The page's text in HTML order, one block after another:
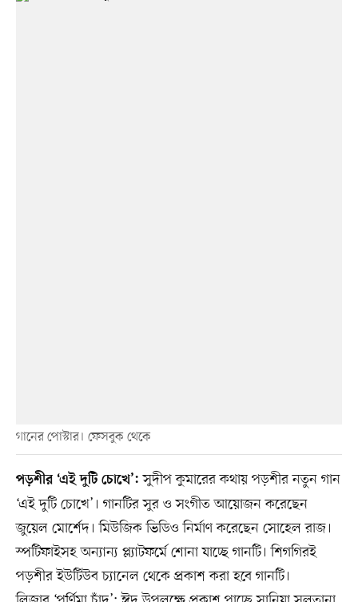
গানের পোস্টার। ফেসবুক থেকে
পড়শীর ‘এই দুটি চোখে’: সুদীপ কুমারের কথায় পড়শীর নতুন গান
‘এই দুটি চোখে’। গানটির সুর ও সংগীত আয়োজন করেছেন
জুয়েল মোর্শেদ। মিউজিক ভিডিও নির্মাণ করেছেন সোহেল রাজ।
স্পটিফাইসহ অন্যান্য প্ল্যাটফর্মে শোনা যাচ্ছে গানটি। শিগগিরই
পড়শীর ইউটিউব চ্যানেল থেকে প্রকাশ করা হবে গানটি।